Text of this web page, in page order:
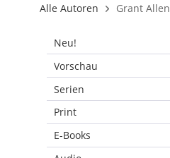
Alle Autoren Grant Allen
Neu!
Vorschau
Serien
Print
E-Books